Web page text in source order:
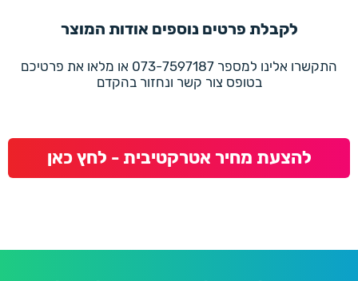
לקבלת פרטים נוספים אודות המוצר
התקשרו אלינו למספר 073-7597187 או מלאו את פרטיכם
בטופס צור קשר ונחזור בהקדם
להצעת מחיר אטרקטיבית - לחץ כאן